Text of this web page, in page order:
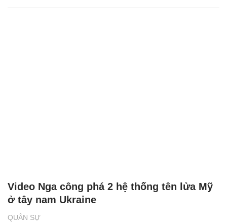
QUÂN SỰ
Video Nga công phá 2 hệ thống tên lửa Mỹ
ở tây nam Ukraine